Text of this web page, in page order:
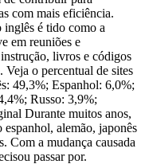
com mais eficiência.
é tido como a
em reuniões e
livros e códigos
Veja o percentual de sites
49,3%; Espanhol: 6,0%;
Russo: 3,9%;
Durante muitos anos,
alemão, japonês
Com a mudança causada
passar por.